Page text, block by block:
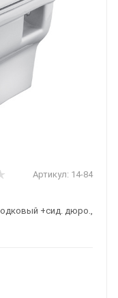
Артикул: 14-84
+сид. дюро.,